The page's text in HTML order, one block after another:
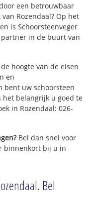
een betrouwbaar
Rozendaal? Op het
is Schoorsteenveger
in de buurt van
hoogte van de eisen
en
bent uw schoorsteen
het belangrijk u goed te
in Rozendaal: 026-
Bel dan snel voor
binnenkort bij u in
Bel